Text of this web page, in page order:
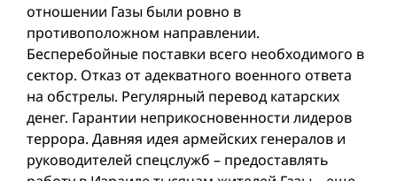
отношении Газы были ровно в
противоположном направлении.
Бесперебойные поставки всего необходимого в
сектор. Отказ от адекватного военного ответа
на обстрелы. Регулярный перевод катарских
денег. Гарантии неприкосновенности лидеров
террора. Давняя идея армейских генералов и
руководителей спецслужб – предоставлять